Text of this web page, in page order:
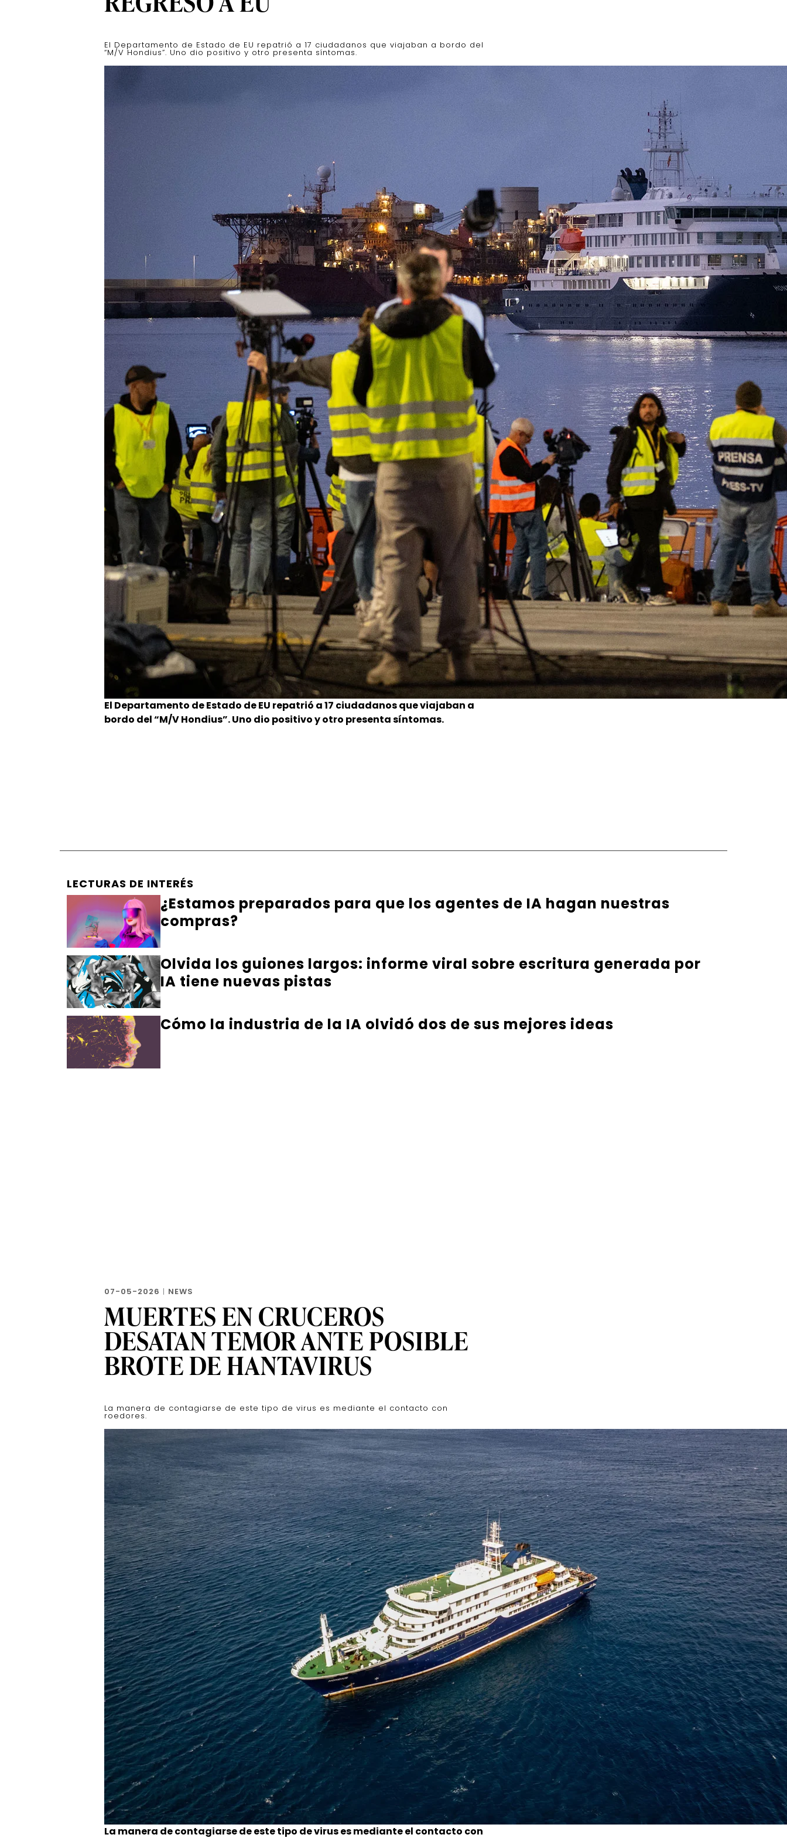
El Departamento de Estado de EU repatrió a 17 ciudadanos que viajaban a bordo del
“M/V Hondius”. Uno dio positivo y otro presenta síntomas.
El Departamento de Estado de EU repatrió a 17 ciudadanos que viajaban a
bordo del “M/V Hondius”. Uno dio positivo y otro presenta síntomas.
LECTURAS DE INTERÉS
¿Estamos preparados para que los agentes de IA hagan nuestras
compras?
Olvida los guiones largos: informe viral sobre escritura generada por
IA tiene nuevas pistas
Cómo la industria de la IA olvidó dos de sus mejores ideas
07-05-2026 | NEWS
MUERTES EN CRUCEROS
DESATAN TEMOR ANTE POSIBLE
BROTE DE HANTAVIRUS
La manera de contagiarse de este tipo de virus es mediante el contacto con
roedores.
La manera de contagiarse de este tipo de virus es mediante el contacto con